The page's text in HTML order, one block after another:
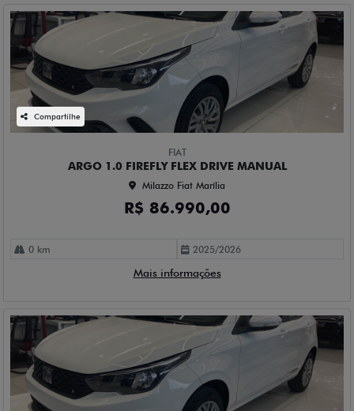
Compartilhe
FIAT
ARGO 1.0 FIREFLY FLEX DRIVE MANUAL
Milazzo Fiat Marília
R$ 86.990,00
0 km 2025/2026
Mais informações